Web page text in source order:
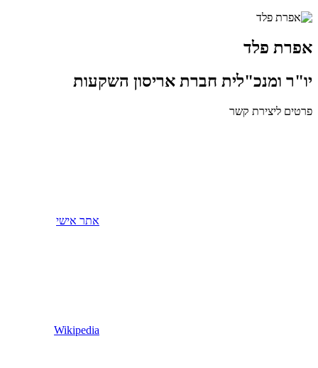
אפרת פלד
יו"ר ומנכ"לית חברת אריסון השקעות
פרטים ליצירת קשר
אתר אישי
Wikipedia